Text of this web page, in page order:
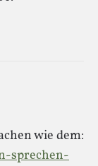
wie dem:
sprechen-